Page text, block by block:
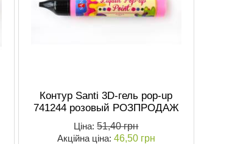
Контур Santi 3D-гель pop-up
741244 розовый РОЗПРОДАЖ
Ціна:51,40 грн
Акційна ціна: 46,50 грн